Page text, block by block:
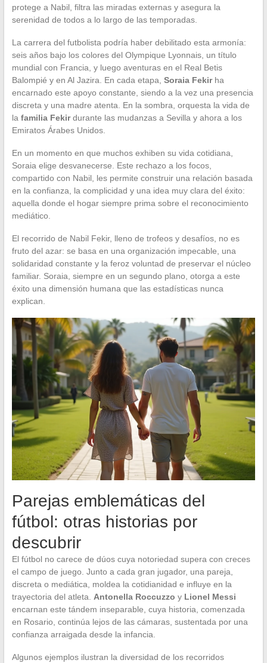
protege a Nabil, filtra las miradas externas y asegura la
serenidad de todos a lo largo de las temporadas.
La carrera del futbolista podría haber debilitado esta armonía:
seis años bajo los colores del Olympique Lyonnais, un título
mundial con Francia, y luego aventuras en el Real Betis
Balompié y en Al Jazira. En cada etapa, Soraia Fekirha
encarnado este apoyo constante, siendo a la vez una presencia
discreta y una madre atenta. En la sombra, orquesta la vida de
la familia Fekirdurante las mudanzas a Sevilla y ahora a los
Emiratos Árabes Unidos.
En un momento en que muchos exhiben su vida cotidiana,
Soraia elige desvanecerse. Este rechazo a los focos,
compartido con Nabil, les permite construir una relación basada
en la confianza, la complicidad y una idea muy clara del éxito:
aquella donde el hogar siempre prima sobre el reconocimiento
mediático.
El recorrido de Nabil Fekir, lleno de trofeos y desafíos, no es
fruto del azar: se basa en una organización impecable, una
solidaridad constante y la feroz voluntad de preservar el núcleo
familiar. Soraia, siempre en un segundo plano, otorga a este
éxito una dimensión humana que las estadísticas nunca
explican.
Parejas emblemáticas del
fútbol: otras historias por
descubrir
El fútbol no carece de dúos cuya notoriedad supera con creces
el campo de juego. Junto a cada gran jugador, una pareja,
discreta o mediática, moldea la cotidianidad e influye en la
trayectoria del atleta. Antonella Roccuzzo y Lionel Messi
encarnan este tándem inseparable, cuya historia, comenzada
en Rosario, continúa lejos de las cámaras, sustentada por una
confianza arraigada desde la infancia.
Algunos ejemplos ilustran la diversidad de los recorridos